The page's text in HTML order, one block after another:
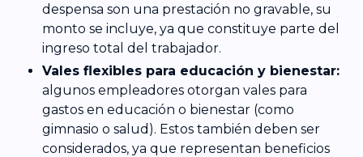
despensa son una prestación no gravable, su
monto se incluye, ya que constituye parte del
ingreso total del trabajador.
Vales flexibles para educación y bienestar:
algunos empleadores otorgan vales para
gastos en educación o bienestar (como
gimnasio o salud). Estos también deben ser
considerados, ya que representan beneficios